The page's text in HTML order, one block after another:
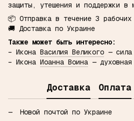
защиты, утешения и поддержки в
📦 Отправка в течение 3 рабочих
🚚 Доставка по Украине
Также может быть интересно:
– Икона Василия Великого —
– Икона Иоанна Воина —
Доставка Оплата
Новой почтой по Украине